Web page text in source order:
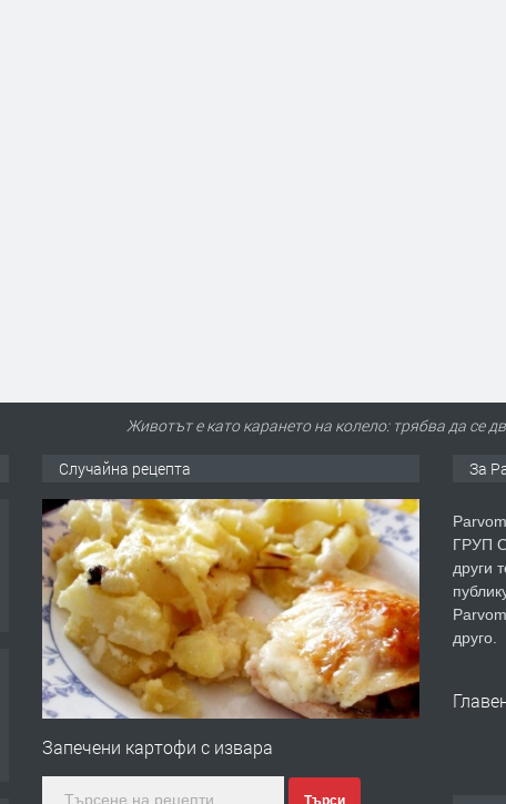
Животът е като карането на колело: трябва да се
Случайна рецепта
Запечени картофи с извара
Търси
За
ГРУП
други
друго.